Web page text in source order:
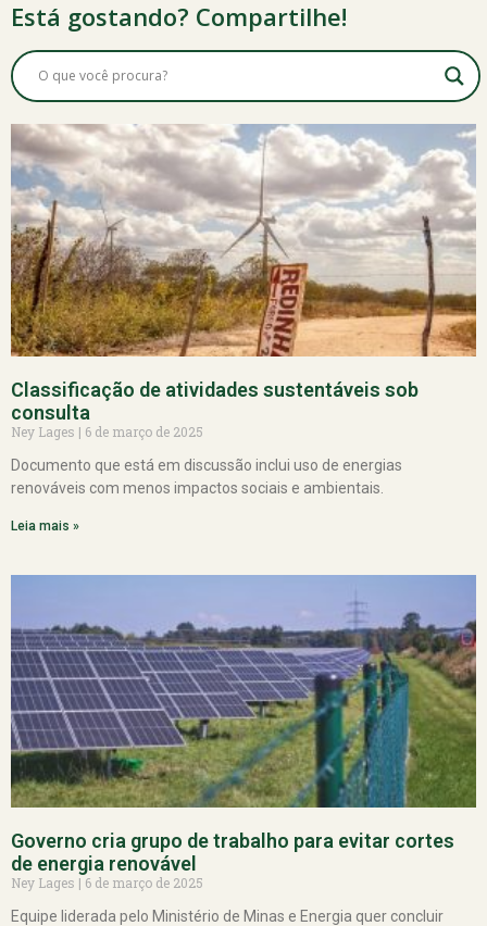
Está gostando? Compartilhe!
Classificação de atividades sustentáveis sob
consulta
Ney Lages
6 de março de 2025
Documento que está em discussão inclui uso de energias
renováveis com menos impactos sociais e ambientais.
Leia mais »
Governo cria grupo de trabalho para evitar cortes
de energia renovável
Ney Lages
6 de março de 2025
Equipe liderada pelo Ministério de Minas e Energia quer concluir